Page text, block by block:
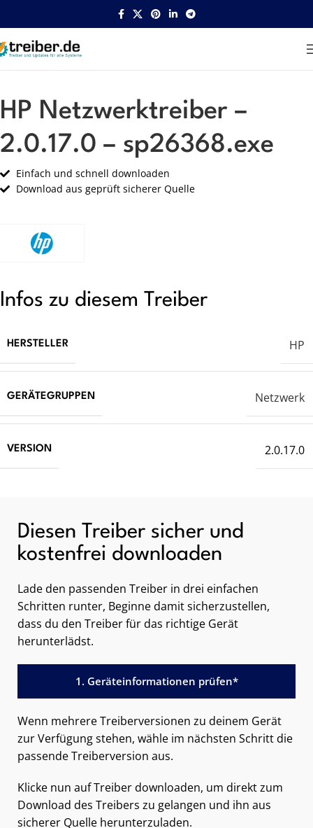
Startseite HP Netzwerk
HP Netzwerktreiber –
2.0.17.0 – sp26368.exe
Einfach und schnell downloaden
Download aus geprüft sicherer Quelle
Infos zu diesem Treiber
HERSTELLER HP
GERÄTEGRUPPEN Netzwerk
VERSION 2.0.17.0
Diesen Treiber sicher und
kostenfrei downloaden
Lade den passenden Treiber in drei einfachen
Schritten runter, Beginne damit sicherzustellen,
dass du den Treiber für das richtige Gerät
herunterlädst.
1. Geräteinformationen prüfen*
Wenn mehrere Treiberversionen zu deinem Gerät
zur Verfügung stehen, wähle im nächsten Schritt die
passende Treiberversion aus.
Klicke nun auf Treiber downloaden, um direkt zum
Download des Treibers zu gelangen und ihn aus
sicherer Quelle herunterzuladen.